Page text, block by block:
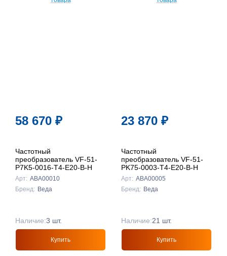
58 670 ₽
Частотный
преобразователь VF-51-
P7K5-0016-T4-E20-B-H
Арт: ABA00010
Бренд: Веда
Наличие:3 шт.
Купить
23 870 ₽
Частотный
преобразователь VF-51-
PK75-0003-T4-E20-B-H
Арт: ABA00005
Бренд: Веда
Наличие:21 шт.
Купить